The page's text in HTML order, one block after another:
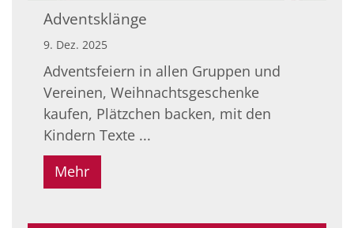
Adventsklänge
9. Dez. 2025
Adventsfeiern in allen Gruppen und
Vereinen, Weihnachtsgeschenke
kaufen, Plätzchen backen, mit den
Kindern Texte ...
Mehr